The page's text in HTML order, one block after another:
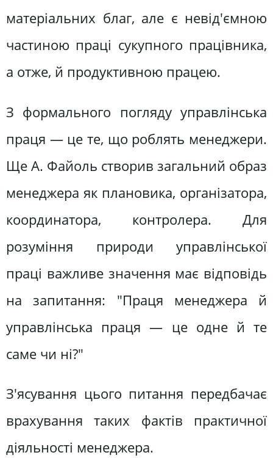
матеріальних благ, але є невід'ємною
частиною праці сукупного працівника,
а отже, й продуктивною працею.
З формального погляду управлінська
праця — це те, що роблять менеджери.
Ще А. Файоль створив загальний образ
менеджера як плановика, організатора,
координатора, контролера. Для
розуміння природи управлінської
праці важливе значення має відповідь
на запитання: "Праця менеджера й
управлінська праця — це одне й те
саме чи ні?"
З'ясування цього питання передбачає
врахування таких фактів практичної
діяльності менеджера.